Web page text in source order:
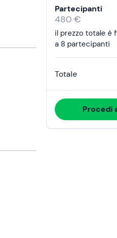
with
the
calendar
and
date.
Press
the
question
Partecipanti
480 €
il prezzo totale è
a 8 partecipanti
Totale
Procedi